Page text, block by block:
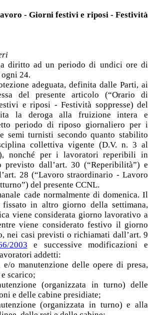
- Giorni festivi e riposi - Festività
diritto ad un periodo di undici ore di
24.
adeguata, definita dalle Parti, ai
del presente articolo (“Orario di
e riposi - Festività soppresse) del
la deroga alla fruizione intera e
periodo di riposo giornaliero per i
semi turnisti secondo quanto stabilito
collettiva vigente (D.V. n. 3 al
nonché per i lavoratori reperibili in
previsto dall’art. 30 (“Reperibilità”) e
28 (“Lavoro straordinario - Lavoro
del presente CCNL.
cade normalmente di domenica. Il
fissato in altro giorno della settimana,
viene considerata giorno lavorativo a
viene considerato festivo il giorno
nei casi previsti o richiamati dall’art. 9
2003 e successive modificazioni e
addetti:
o manutenzione delle opere di presa,
scarico;
(organizzata in turno) delle
e delle cabine presidiate;
(organizzata in turno) e alla